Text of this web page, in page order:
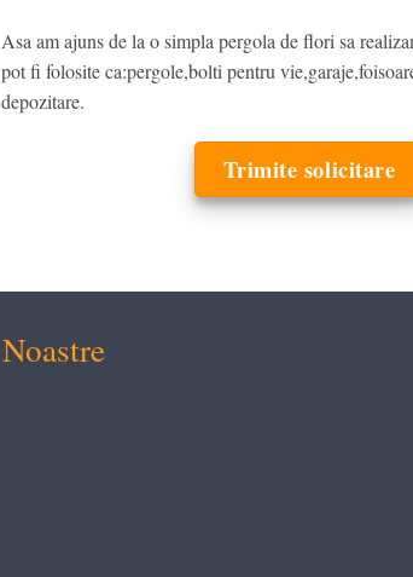
Asa am ajuns de la o simpla pergola de flori sa
pot fi folosite ca:pergole,bolti pentru
depozitare.
Trimite solicitare
Noastre